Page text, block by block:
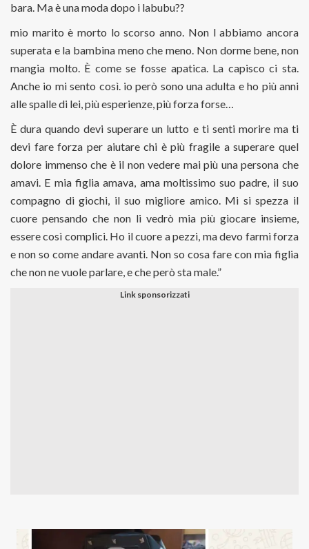
bara. Ma è una moda dopo i labubu??
mio marito è morto lo scorso anno. Non l abbiamo ancora
superata e la bambina meno che meno. Non dorme bene, non
mangia molto. È come se fosse apatica. La capisco ci sta.
Anche io mi sento così. io però sono una adulta e ho più anni
alle spalle di lei, più esperienze, più forza forse…
È dura quando devi superare un lutto e ti senti morire ma ti
devi fare forza per aiutare chi è più fragile a superare quel
dolore immenso che è il non vedere mai più una persona che
amavi. E mia figlia amava, ama moltissimo suo padre, il suo
compagno di giochi, il suo migliore amico. Mi si spezza il
cuore pensando che non li vedrò mia più giocare insieme,
essere così complici. Ho il cuore a pezzi, ma devo farmi forza
e non so come andare avanti. Non so cosa fare con mia figlia
che non ne vuole parlare, e che però sta male.”